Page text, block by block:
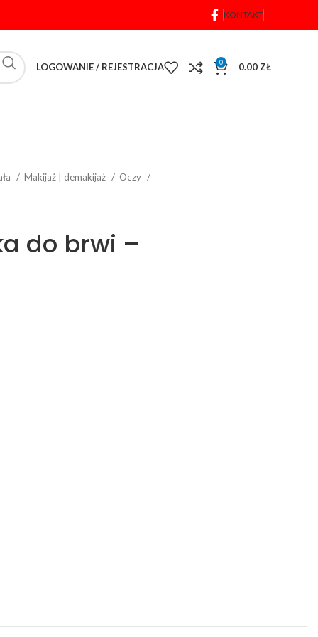
KONTAKT
LOGOWANIE / REJESTRACJA 0 0.00 ZŁ
Makijaż | demakijaż Oczy
do brwi –